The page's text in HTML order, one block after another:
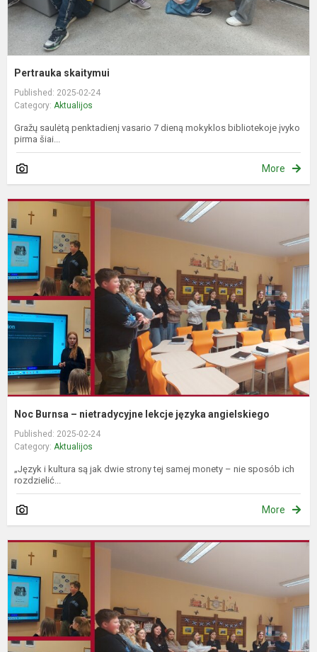
Pertrauka skaitymui
Published: 2025-02-24
Category: Aktualijos
Gražų saulėtą penktadienį vasario 7 dieną mokyklos bibliotekoje įvyko
pirma šiai...
More
Noc Burnsa – nietradycyjne lekcje języka angielskiego
Published: 2025-02-24
Category: Aktualijos
„Język i kultura są jak dwie strony tej samej monety – nie sposób ich
rozdzielić...
More